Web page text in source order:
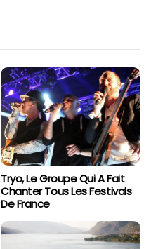
Tryo, Le Groupe Qui A Fait
Chanter Tous Les Festivals
De France